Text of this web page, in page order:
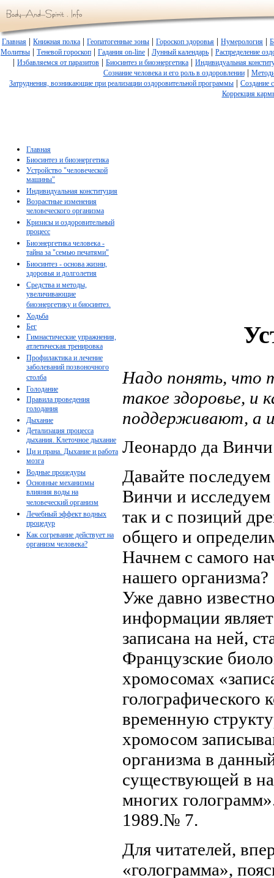
Главная | Книжная полка | Геопатогенные зоны | Гороскоп здоровья | Нумерология |
Молитвы | Теневой гороскоп | Гадания on-line | Лунный календарь | Распределение
| Избавляемся от паразитов | Биосинтез и биоэнергетика | Индивидуальная
Сознание человека и его роль в оздоровлении|
Затруднения, возникающие при реализации оздоровительной программы | Создание
Коррекция
Надо понять, что
такое здоровье, и
поддерживают, а
Леонардо да Винчи
Давайте
Винчи и
так и с позиций
общего и
Начнем с самого
нашего организма?
Уже давно
информации
записана на ней,
Французские
хромосомах
голографического
временную
хромосом
организма в
существующей в
многих
1989.№ 7.
Для читателей,
«голограмма»,
Главная
Биосинтез и биоэнергетика
Устройство "человеческой
машины"
Индивидуальная конституция
Возрастные изменения
человеческого организма
Кризисы и оздоровительный
процесс
Биоэнергетика человека -
тайна за "семью печатями"
Биосинтез - основа жизни,
здоровья и долголетия
Средства и методы,
увеличивающие
биоэнергетику и биосинтез.
Ходьба
Бег
Гимнастические упражнения,
атлетическая тренировка
Профилактика и лечение
заболеваний позвоночного
столба
Голодание
Правила проведения
голодания
Дыхание
Детализация процесса
дыхания. Клеточное дыхание
Ци и прана. Дыхание и работа
мозга
Водные процедуры
Основные механизмы
влияния воды на
человеческий организм
Лечебный эффект водных
процедур
Как согревание действует на
организм человека?